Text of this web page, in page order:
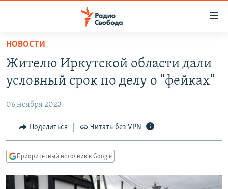
упрощенного
доступа
основному
Вернутся
главной
навигации
Вернутся
АВТОРСКИЕ ПРОЕКТЫ
ЦИТАТЫ СВОБОДЫ
МНЕНИЯ
IDEL.РЕАЛИИ
КАВКАЗ.РЕАЛИИ
НОВОСТИ
Жителю Иркутской области дали
условный срок по делу о "фейках"
06 ноября 2023
Поделиться Читать без VPN
Приоритетный источник в Google